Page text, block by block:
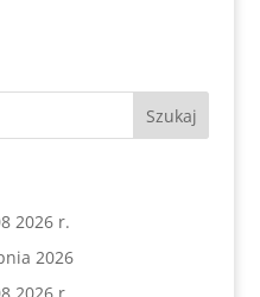
2026 r.
2026